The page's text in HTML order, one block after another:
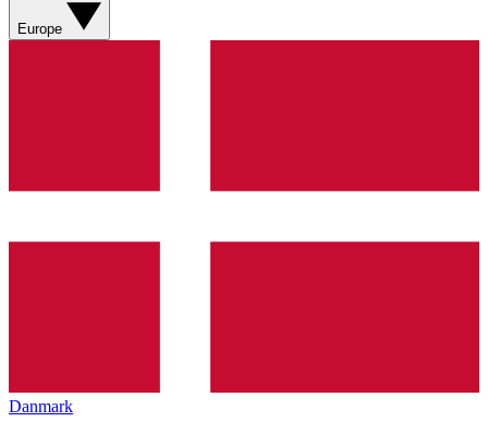
Europe
Danmark